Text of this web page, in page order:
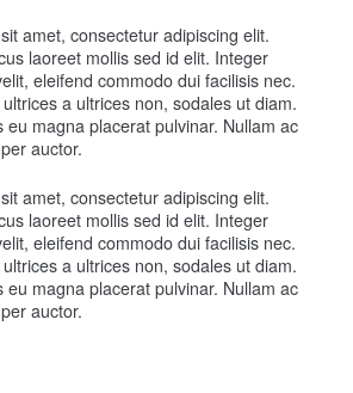
amet, consectetur adipiscing elit.
laoreet mollis sed id elit. Integer
eleifend commodo dui facilisis nec.
a ultrices non, sodales ut diam.
eu magna placerat pulvinar. Nullam ac
auctor.
amet, consectetur adipiscing elit.
laoreet mollis sed id elit. Integer
eleifend commodo dui facilisis nec.
a ultrices non, sodales ut diam.
eu magna placerat pulvinar. Nullam ac
auctor.